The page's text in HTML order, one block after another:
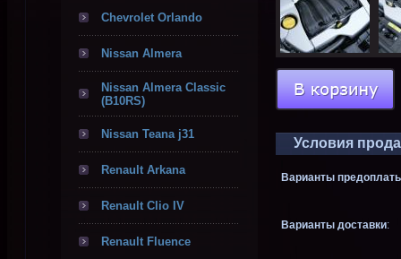
Chevrolet Orlando
Nissan Almera
Nissan Almera Classic
(B10RS)
Nissan Teana j31
Renault Arkana
Renault Clio IV
Renault Fluence
Условия
Варианты
Варианты доставки: